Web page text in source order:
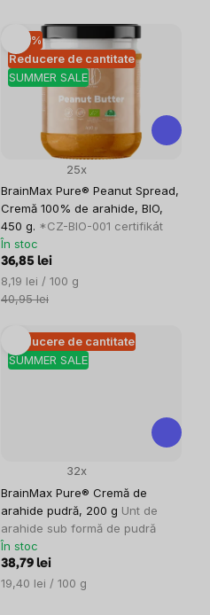
Reducere de cantitate
SUMMER SALE
–10 %
BrainMax Pure® Peanut Spread,
Cremă 100% de arahide, BIO,
450 g. *CZ-BIO-001 certifikát
25x
În stoc
36,85 lei
Evaluare
preţ:
8,19 lei / 100 g
40,95 lei
Reducere de cantitate
SUMMER SALE
BrainMax Pure® Cremă de
arahide pudră, 200 g Unt de
arahide sub formă de pudră
32x
În stoc
38,79 lei
Evaluare
19,40 lei / 100 g